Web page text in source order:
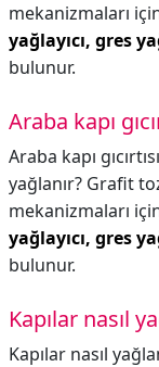
mekanizmaları
yağlayıcı, gres
bulunur.
Araba kapı
Araba kapı
yağlanır? Grafit
mekanizmaları
yağlayıcı, gres
bulunur.
Kapılar nasıl
Kapılar nasıl